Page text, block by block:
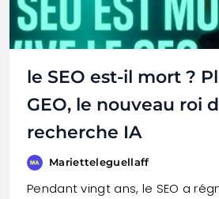
le SEO est-il mort ?
GEO, le nouveau roi
recherche IA
Marietteleguellaff
Pendant vingt ans, le SEO a